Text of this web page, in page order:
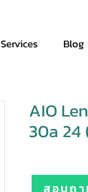
Services Blog
AIO
30a 24
สอบถ